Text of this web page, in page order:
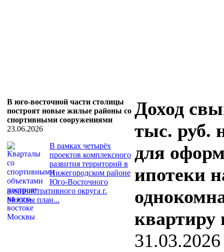
В юго-восточной части столицы
построят новые жилые районы со
спортивными сооружениями
23.06.2026
В рамках четырёх
проектов комплексного
развития территорий в
Нижегородском районе
Юго-Восточного
административного округа г.
Москвы план...
Доход
тыс. руб.
для
ипотеки
квартиру
31.03.2026